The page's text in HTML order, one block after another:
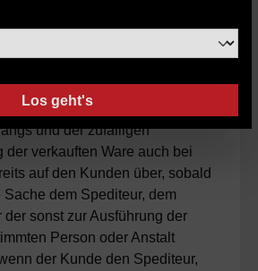
und der zufälligen
verkauften Ware
empfangsberechtigte Person
hiervon geht die Gefahr des
und der zufälligen
der verkauften Ware auch bei
auf den Kunden über, sobald
Sache dem Spediteur, dem
der sonst zur Ausführung der
Person oder Anstalt
der Kunde den Spediteur,
Los geht's